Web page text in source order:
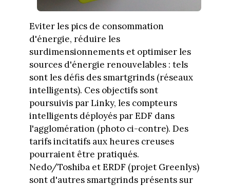
Eviter les pics de consommation
d'énergie, réduire les
surdimensionnements et optimiser les
sources d'énergie renouvelables : tels
sont les défis des smartgrinds (réseaux
intelligents). Ces objectifs sont
poursuivis par Linky, les compteurs
intelligents déployés par EDF dans
l'agglomération (photo ci-contre). Des
tarifs incitatifs aux heures creuses
pourraient être pratiqués.
Nedo/Toshiba et ERDF (projet Greenlys)
sont d'autres smartgrinds présents sur